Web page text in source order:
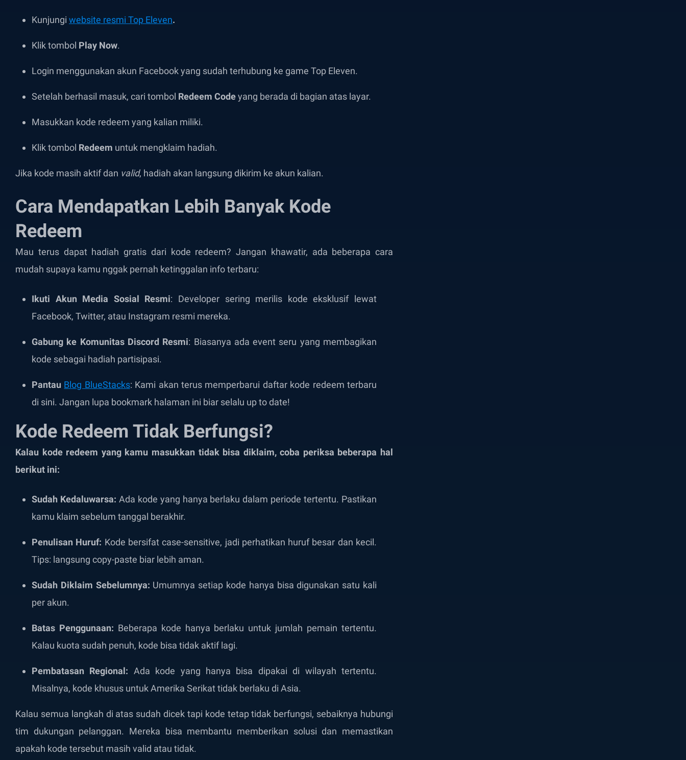
Kunjungi website resmi Top Eleven.
Klik tombol Play Now.
Login menggunakan akun Facebook yang sudah terhubung ke game Top Eleven.
Setelah berhasil masuk, cari tombol Redeem Codeyang berada di bagian atas layar.
Masukkan kode redeem yang kalian miliki.
Klik tombol Redeem untuk mengklaim hadiah.
Jika kode masih aktif dan valid, hadiah akan langsung dikirim ke akun kalian.
Cara Mendapatkan Lebih Banyak Kode
Redeem
Mau terus dapat hadiah gratis dari kode redeem? Jangan khawatir, ada beberapa cara
mudah supaya kamu nggak pernah ketinggalan info terbaru:
Ikuti Akun Media Sosial Resmi: Developer sering merilis kode eksklusif lewat
Facebook, Twitter, atau Instagram resmi mereka.
Gabung ke Komunitas Discord Resmi: Biasanya ada event seru yang membagikan
kode sebagai hadiah partisipasi.
Pantau Blog BlueStacks: Kami akan terus memperbarui daftar kode redeem terbaru
di sini. Jangan lupa bookmark halaman ini biar selalu up to date!
Kode Redeem Tidak Berfungsi?
Kalau kode redeem yang kamu masukkan tidak bisa diklaim, coba periksa beberapa hal
berikut ini:
Sudah Kedaluwarsa: Ada kode yang hanya berlaku dalam periode tertentu. Pastikan
kamu klaim sebelum tanggal berakhir.
Penulisan Huruf: Kode bersifat case-sensitive, jadi perhatikan huruf besar dan kecil.
Tips: langsung copy-paste biar lebih aman.
Sudah Diklaim Sebelumnya: Umumnya setiap kode hanya bisa digunakan satu kali
per akun.
Batas Penggunaan: Beberapa kode hanya berlaku untuk jumlah pemain tertentu.
Kalau kuota sudah penuh, kode bisa tidak aktif lagi.
Pembatasan Regional: Ada kode yang hanya bisa dipakai di wilayah tertentu.
Misalnya, kode khusus untuk Amerika Serikat tidak berlaku di Asia.
Kalau semua langkah di atas sudah dicek tapi kode tetap tidak berfungsi, sebaiknya hubungi
tim dukungan pelanggan. Mereka bisa membantu memberikan solusi dan memastikan
apakah kode tersebut masih valid atau tidak.